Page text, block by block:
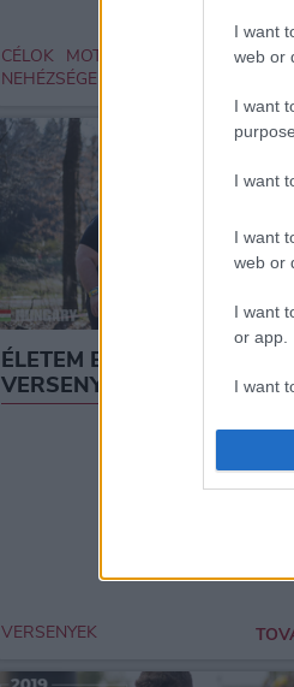
I want
web or
I want
I want
I want
web or
I want
or app.
I want
I want
CÉLOK
MOTIVÁCIÓ
NEHÉZSÉGEK
ÉLETEM EDDIGI LEGJOBB
VERSENYE
VERSENYEK